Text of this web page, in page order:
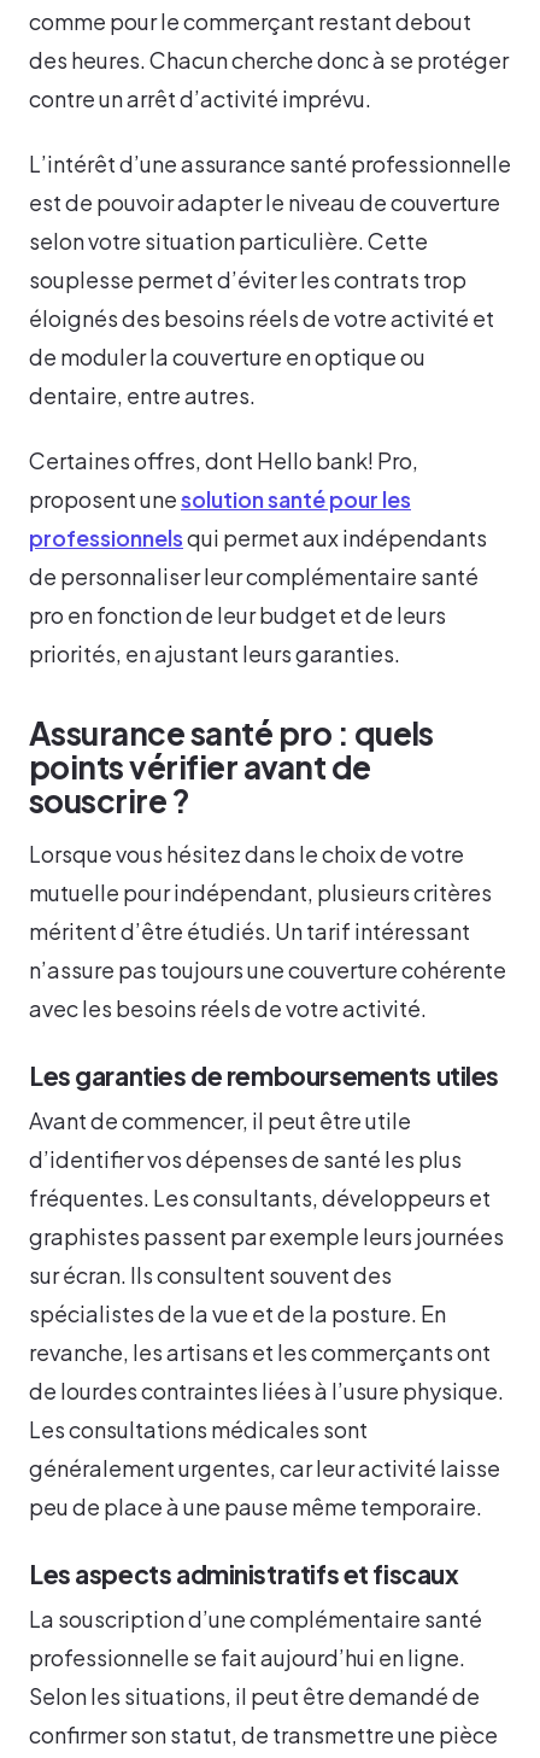
comme pour le commerçant restant debout
des heures. Chacun cherche donc à se protéger
contre un arrêt d’activité imprévu.
L’intérêt d’une assurance santé professionnelle
est de pouvoir adapter le niveau de couverture
selon votre situation particulière. Cette
souplesse permet d’éviter les contrats trop
éloignés des besoins réels de votre activité et
de moduler la couverture en optique ou
dentaire, entre autres.
Certaines offres, dont Hello bank! Pro,
proposent unesolution santé pour les
professionnelsqui permet aux indépendants
de personnaliser leur complémentaire santé
pro en fonction de leur budget et de leurs
priorités, en ajustant leurs garanties.
Assurance santé pro : quels
points vérifier avant de
souscrire ?
Lorsque vous hésitez dans le choix de votre
mutuelle pour indépendant, plusieurs critères
méritent d’être étudiés. Un tarif intéressant
n’assure pas toujours une couverture cohérente
avec les besoins réels de votre activité.
Les garanties de remboursements utiles
Avant de commencer, il peut être utile
d’identifier vos dépenses de santé les plus
fréquentes. Les consultants, développeurs et
graphistes passent par exemple leurs journées
sur écran. Ils consultent souvent des
spécialistes de la vue et de la posture. En
revanche, les artisans et les commerçants ont
de lourdes contraintes liées à l’usure physique.
Les consultations médicales sont
généralement urgentes, car leur activité laisse
peu de place à une pause même temporaire.
Les aspects administratifs et fiscaux
La souscription d’une complémentaire santé
professionnelle se fait aujourd’hui en ligne.
Selon les situations, il peut être demandé de
confirmer son statut, de transmettre une pièce